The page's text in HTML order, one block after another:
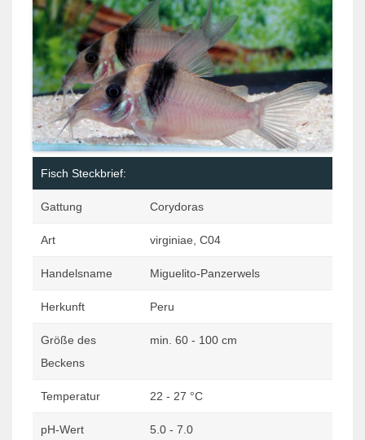
Fisch Steckbrief:
Gattung Corydoras
Art virginiae, C04
Handelsname Miguelito-Panzerwels
Herkunft Peru
Größe des
Beckens
min. 60 - 100 cm
Temperatur 22 - 27 °C
pH-Wert 5.0 - 7.0